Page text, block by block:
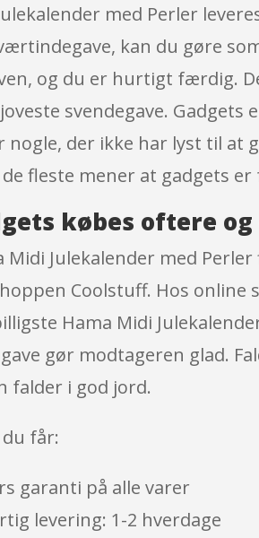
med Perler
kan du gøre
og du er hurtigt færdig.
svendegave.
nogle, der ikke har lyst til at
fleste mener at gadgets
købes oftere
Midi Julekalender med
Coolstuff. Hos
Hama Midi
gør modtageren glad.
falder i god jord.
får:
garanti på alle varer
levering: 1-2 hverdage